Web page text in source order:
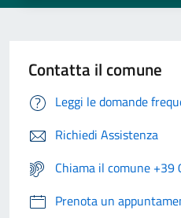
Contatta il comune
Leggi le domande
Richiedi Assistenza
Chiama il comune
Prenota un